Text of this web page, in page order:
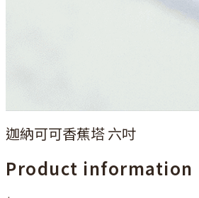
迦納可可香蕉塔 六吋
Product information